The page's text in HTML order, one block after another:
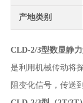
产地类别
CLD-2/3型数显静
是利用机械传动将
阻变化信号，传送